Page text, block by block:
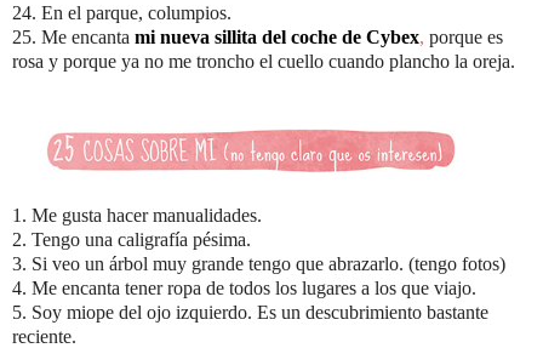
24. En el parque, columpios.
25. Me encanta mi nueva sillita del coche de Cybex, porque es
rosa y porque ya no me troncho el cuello cuando plancho la oreja.
1. Me gusta hacer manualidades.
2. Tengo una caligrafía pésima.
3. Si veo un árbol muy grande tengo que abrazarlo. (tengo fotos)
4. Me encanta tener ropa de todos los lugares a los que viajo.
5. Soy miope del ojo izquierdo. Es un descubrimiento bastante
reciente.